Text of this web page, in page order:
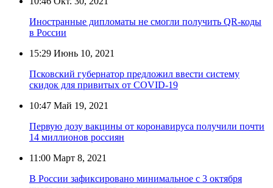
Иностранные дипломаты не смогли получить QR-коды
в России
15:29 Июнь 10, 2021
Псковский губернатор предложил ввести систему
скидок для привитых от COVID-19
10:47 Май 19, 2021
Первую дозу вакцины от коронавируса получили почти
14 миллионов россиян
11:00 Март 8, 2021
В России зафиксировано минимальное с 3 октября